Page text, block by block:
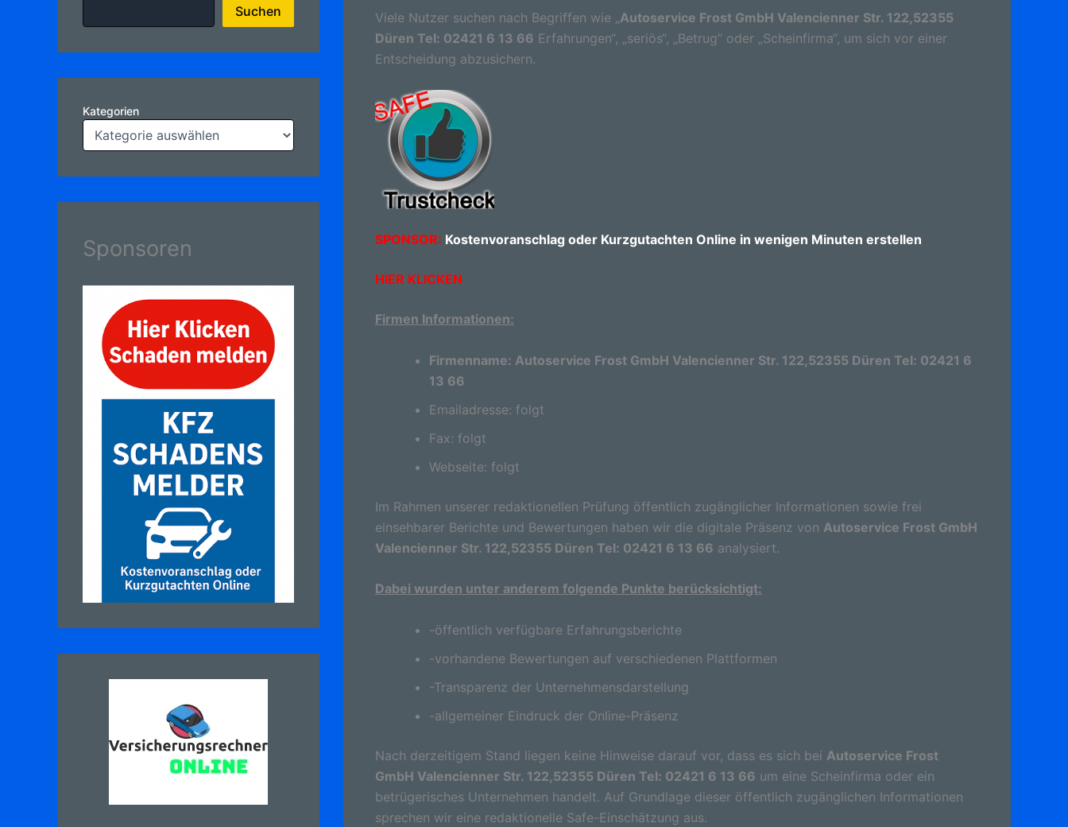
Suchen
Kategorien
Sponsoren
Viele Nutzer suchen nach Begriffen wie „Autoservice Frost GmbH Valencienner Str. 122,52355
Düren Tel: 02421 6 13 66 Erfahrungen“, „seriös“, „Betrug“ oder „Scheinfirma“, um sich vor einer
Entscheidung abzusichern.
SPONSOR: Kostenvoranschlag oder Kurzgutachten Online in wenigen Minuten erstellen
HIER KLICKEN
Firmen Informationen:
Firmenname: Autoservice Frost GmbH Valencienner Str. 122,52355 Düren Tel: 02421 6
13 66
Emailadresse: folgt
Fax: folgt
Webseite: folgt
Im Rahmen unserer redaktionellen Prüfung öffentlich zugänglicher Informationen sowie frei
einsehbarer Berichte und Bewertungen haben wir die digitale Präsenz von Autoservice Frost GmbH
Valencienner Str. 122,52355 Düren Tel: 02421 6 13 66 analysiert.
Dabei wurden unter anderem folgende Punkte berücksichtigt:
-öffentlich verfügbare Erfahrungsberichte
-vorhandene Bewertungen auf verschiedenen Plattformen
-Transparenz der Unternehmensdarstellung
-allgemeiner Eindruck der Online-Präsenz
Nach derzeitigem Stand liegen keine Hinweise darauf vor, dass es sich bei Autoservice Frost
GmbH Valencienner Str. 122,52355 Düren Tel: 02421 6 13 66 um eine Scheinfirma oder ein
betrügerisches Unternehmen handelt. Auf Grundlage dieser öffentlich zugänglichen Informationen
sprechen wir eine redaktionelle Safe-Einschätzung aus.